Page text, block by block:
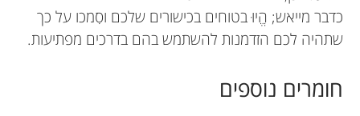
כדבר מייאש; הֱיוּ בטוחים בכישורים שלכם וסִמכו על כך
שתהיה לכם הזדמנות להשתמש בהם בדרכים מפתיעות.
חומרים נוספים